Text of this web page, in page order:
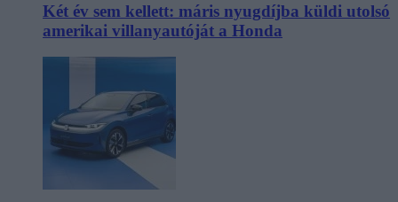
Két év sem kellett: máris nyugdíjba küldi utolsó
amerikai villanyautóját a Honda